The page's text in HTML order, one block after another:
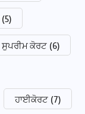
(5)
ਸੁਪਰੀਮ ਕੋਰਟ (6)
ਹਾਈਕੋਰਟ (7)